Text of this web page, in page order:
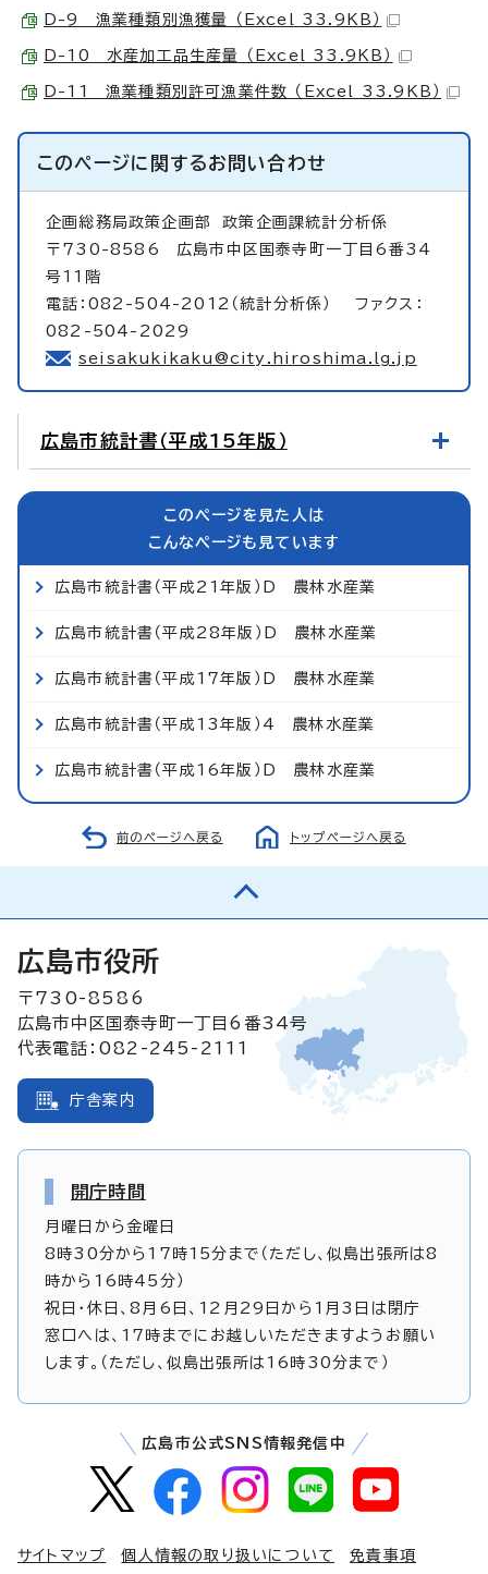
D-9 漁業種類別漁獲量 （Excel 33.9KB）
D-10 水産加工品生産量 （Excel 33.9KB）
D-11 漁業種類別許可漁業件数 （Excel 33.9KB）
このページに関するお問い合わせ
企画総務局政策企画部政策企画課統計分析係
〒730-8586 広島市中区国泰寺町一丁目6番34
号11階
電話：082-504-2012（統計分析係） ファクス：
082-504-2029
seisakukikaku@city.hiroshima.lg.jp
広島市統計書（平成15年版）
このページを見た人は
こんなページも見ています
広島市統計書（平成21年版）D 農林水産業
広島市統計書（平成28年版）D 農林水産業
広島市統計書（平成17年版）D 農林水産業
広島市統計書（平成13年版）4 農林水産業
広島市統計書（平成16年版）D 農林水産業
前のページへ戻る トップページへ戻る
広島市役所
〒730-8586
広島市中区国泰寺町一丁目6番34号
代表電話：082-245-2111
庁舎案内
開庁時間
月曜日から金曜日
8時30分から17時15分まで（ただし、似島出張所は8
時から16時45分）
祝日・休日、8月6日、12月29日から1月3日は閉庁
窓口へは、17時までにお越しいただきますようお願い
します。（ただし、似島出張所は16時30分まで）
広島市公式SNS情報発信中
サイトマップ 個人情報の取り扱いについて 免責事項